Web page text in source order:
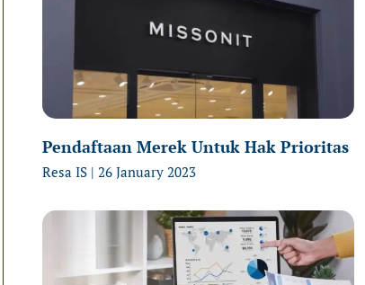
Pendaftaan Merek Untuk Hak Prioritas
Resa IS 26 January 2023